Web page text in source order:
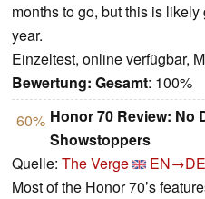
months to go, but this is
year.
Einzeltest, online verfügbar,
Bewertung: Gesamt: 100%
60% Honor 70 Review: No
Showstoppers
Quelle: The Verge EN→DE
Most of the Honor 70’s